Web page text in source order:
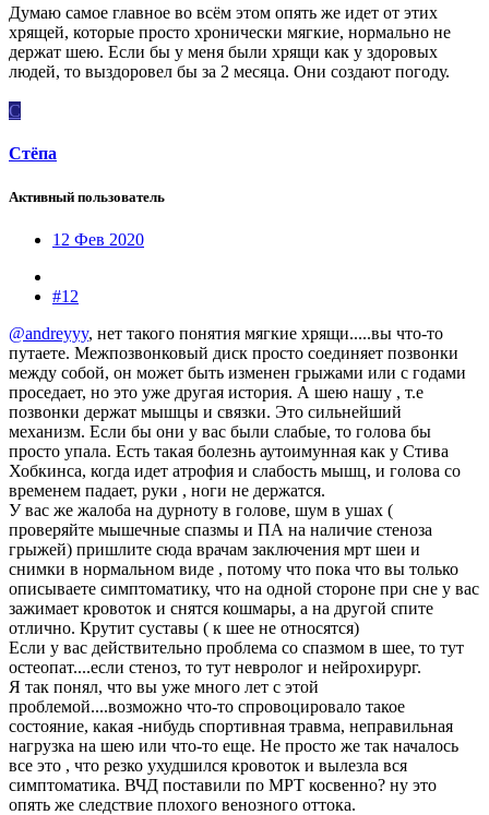
Думаю самое главное во всём этом опять же идет от этих
хрящей, которые просто хронически мягкие, нормально не
держат шею. Если бы у меня были хрящи как у здоровых
людей, то выздоровел бы за 2 месяца. Они создают погоду.
С
Стёпа
Активный пользователь
12 Фев 2020
#12
@andreyyy, нет такого понятия мягкие хрящи.....вы что-то
путаете. Межпозвонковый диск просто соединяет позвонки
между собой, он может быть изменен грыжами или с годами
проседает, но это уже другая история. А шею нашу , т.е
позвонки держат мышцы и связки. Это сильнейший
механизм. Если бы они у вас были слабые, то голова бы
просто упала. Есть такая болезнь аутоимунная как у Стива
Хобкинса, когда идет атрофия и слабость мышц, и голова со
временем падает, руки , ноги не держатся.
У вас же жалоба на дурноту в голове, шум в ушах (
проверяйте мышечные спазмы и ПА на наличие стеноза
грыжей) пришлите сюда врачам заключения мрт шеи и
снимки в нормальном виде , потому что пока что вы только
описываете симптоматику, что на одной стороне при сне у вас
зажимает кровоток и снятся кошмары, а на другой спите
отлично. Крутит суставы ( к шее не относятся)
Если у вас действительно проблема со спазмом в шее, то тут
остеопат....если стеноз, то тут невролог и нейрохирург.
Я так понял, что вы уже много лет с этой
проблемой....возможно что-то спровоцировало такое
состояние, какая -нибудь спортивная травма, неправильная
нагрузка на шею или что-то еще. Не просто же так началось
все это , что резко ухудшился кровоток и вылезла вся
симптоматика. ВЧД поставили по МРТ косвенно? ну это
опять же следствие плохого венозного оттока.